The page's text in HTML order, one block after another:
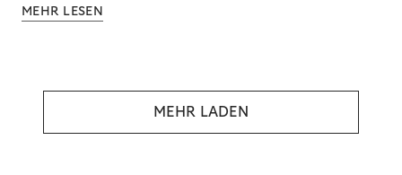
MEHR LESEN
MEHR LADEN